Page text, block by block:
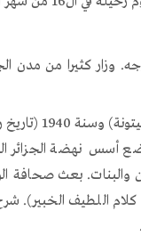
كثيرا من مدن
وفي سنوات عمره
أسس نهضة
والبنات. بعث صحافة
اللطيف الخبير).